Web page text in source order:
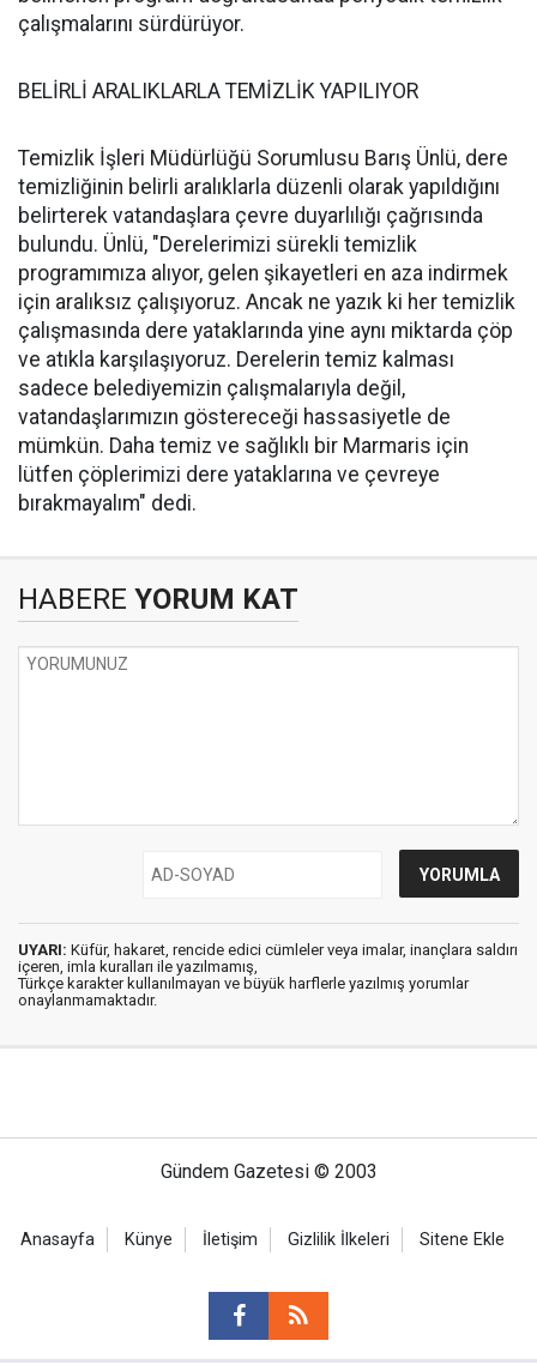
çalışmalarını sürdürüyor.
BELİRLİ ARALIKLARLA TEMİZLİK YAPILIYOR
Temizlik İşleri Müdürlüğü Sorumlusu Barış Ünlü, dere
temizliğinin belirli aralıklarla düzenli olarak yapıldığını
belirterek vatandaşlara çevre duyarlılığı çağrısında
bulundu. Ünlü, "Derelerimizi sürekli temizlik
programımıza alıyor, gelen şikayetleri en aza indirmek
için aralıksız çalışıyoruz. Ancak ne yazık ki her temizlik
çalışmasında dere yataklarında yine aynı miktarda çöp
ve atıkla karşılaşıyoruz. Derelerin temiz kalması
sadece belediyemizin çalışmalarıyla değil,
vatandaşlarımızın göstereceği hassasiyetle de
mümkün. Daha temiz ve sağlıklı bir Marmaris için
lütfen çöplerimizi dere yataklarına ve çevreye
bırakmayalım" dedi.
HABERE YORUM KAT
UYARI: Küfür, hakaret, rencide edici cümleler veya imalar, inançlara saldırı
içeren, imla kuralları ile yazılmamış,
Türkçe karakter kullanılmayan ve büyük harflerle yazılmış yorumlar
onaylanmamaktadır.
Gündem Gazetesi © 2003
Anasayfa Künye İletişim Gizlilik İlkeleri Sitene Ekle